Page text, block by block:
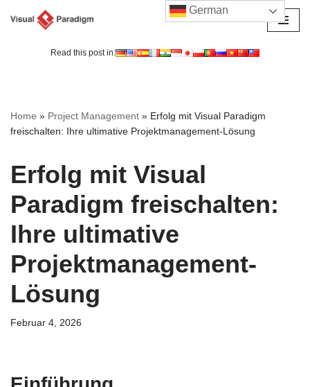
Read this post in:
Home » Project Management » Erfolg mit Visual Paradigm
freischalten: Ihre ultimative Projektmanagement-Lösung
Erfolg mit Visual
Paradigm freischalten:
Ihre ultimative
Projektmanagement-
Lösung
Februar 4, 2026
German